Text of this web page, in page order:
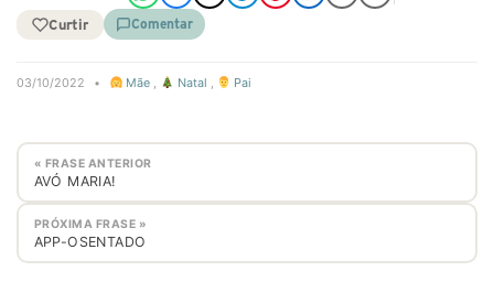
Curtir Comentar
03/10/2022 • Mãe , Natal , Pai
« FRASE ANTERIOR
AVÓ MARIA!
PRÓXIMA FRASE »
APP-OSENTADO